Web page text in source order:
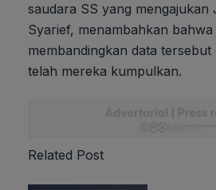
saudara SS yang mengajukan
Syarief, menambahkan bahwa
membandingkan data
telah mereka kumpulkan.
Related Post